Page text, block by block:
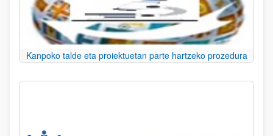
Kanpoko talde eta proiektuetan parte hartzeko prozedura